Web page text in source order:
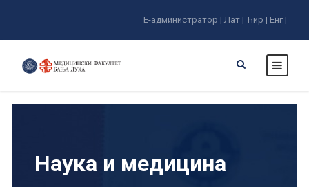
Е-администратор | Лат | Ћир | Енг |
Наука и медицина